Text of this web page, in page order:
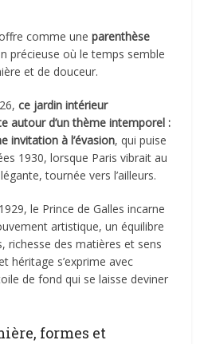
comme uneparenthèse
précieuse où le temps semble
et de douceur.
ce jardin intérieur
autour d’un thème intemporel :
invitation à l’évasion, qui puise
1930, lorsque Paris vibrait au
tournée vers l’ailleurs.
le Prince de Galles incarne
artistique, un équilibre
richesse des matières et sens
héritage s’exprime avec
de fond qui se laisse deviner
formes et